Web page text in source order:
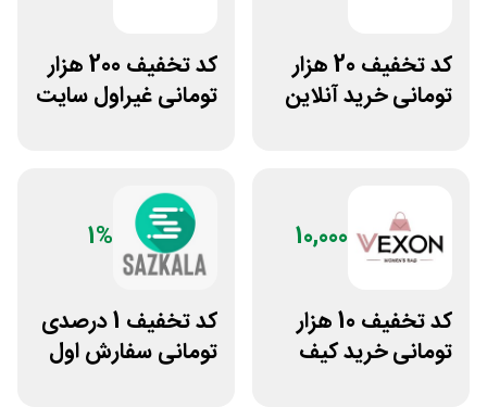
کد تخفیف 20 هزار
تومانی خرید آنلاین
کد تخفیف 200 هزار
تومانی غیراول سایت
10,000
کد تخفیف 10 هزار
تومانی خرید کیف
1%
کد تخفیف 1 درصدی
تومانی سفارش اول